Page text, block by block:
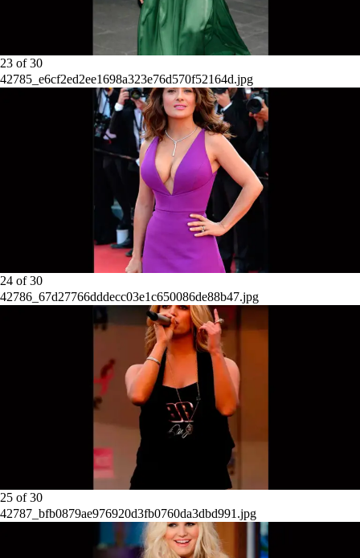
23 of30
42785_e6cf2ed2ee1698a323e76d570f52164d.jpg
24 of30
42786_67d27766dddecc03e1c650086de88b47.jpg
25 of30
42787_bfb0879ae976920d3fb0760da3dbd991.jpg